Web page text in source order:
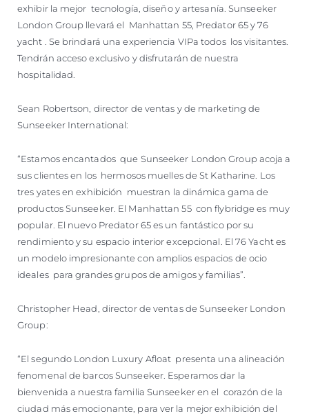
exhibir la mejor tecnología, diseño y artesanía. Sunseeker
London Group llevará el Manhattan 55, Predator 65 y 76
yacht . Se brindará una experiencia VIPa todos los visitantes.
Tendrán acceso exclusivo y disfrutarán de nuestra
hospitalidad.
Sean Robertson, director de ventas y de marketing de
Sunseeker International:
“Estamos encantados que Sunseeker London Group acoja a
sus clientes en los hermosos muelles de St Katharine. Los
tres yates en exhibición muestran la dinámica gama de
productos Sunseeker. El Manhattan 55 con flybridge es muy
popular. El nuevo Predator 65 es un fantástico por su
rendimiento y su espacio interior excepcional. El 76 Yacht es
un modelo impresionante con amplios espacios de ocio
ideales para grandes grupos de amigos y familias”.
Christopher Head, director de ventas de Sunseeker London
Group:
“El segundo London Luxury Afloat presenta una alineación
fenomenal de barcos Sunseeker. Esperamos dar la
bienvenida a nuestra familia Sunseeker en el corazón de la
ciudad más emocionante, para ver la mejor exhibición del